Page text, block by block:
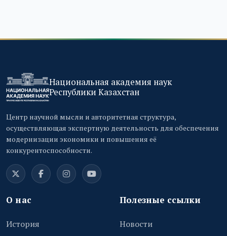
Национальная академия наук
Республики Казахстан
Центр научной мысли и авторитетная структура,
осуществляющая экспертную деятельность для обеспечения
модернизации экономики и повышения её
конкурентоспособности.
О нас
История
Полезные ссылки
Новости